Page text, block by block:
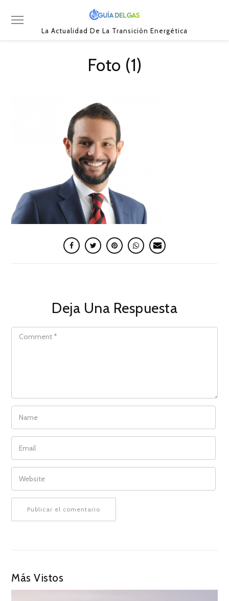
La Actualidad De La Transición Energética
Foto (1)
Deja Una Respuesta
COMMENT
NAME
EMAIL
WEBSITE
Más Vistos